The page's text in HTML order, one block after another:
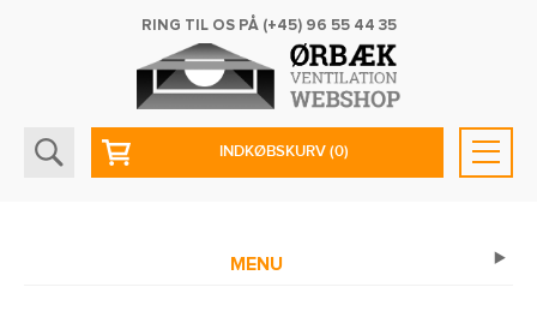
RING TIL OS PÅ (+45) 96 55 44 35
INDKØBSKURV(0)
MENU